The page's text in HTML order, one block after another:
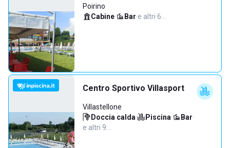
Poirino
Cabine· Bar·e altri 6…
Centro Sportivo Villasport
Villastellone
Doccia calda· Piscina· Bar·
e altri 9…